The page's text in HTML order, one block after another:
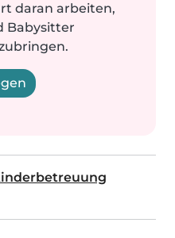
daran arbeiten,
Babysitter